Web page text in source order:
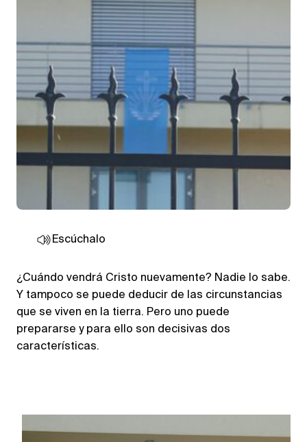
Escúchalo
¿Cuándo vendrá Cristo nuevamente? Nadie lo sabe.
Y tampoco se puede deducir de las circunstancias
que se viven en la tierra. Pero uno puede
prepararse y para ello son decisivas dos
características.